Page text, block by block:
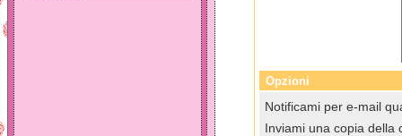
Opzioni
Notificami per e-mail
Inviami una copia della